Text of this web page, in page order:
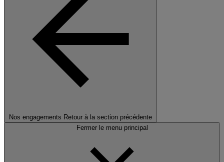
Nos engagements Retour à la section précédente
Fermer le menu principal